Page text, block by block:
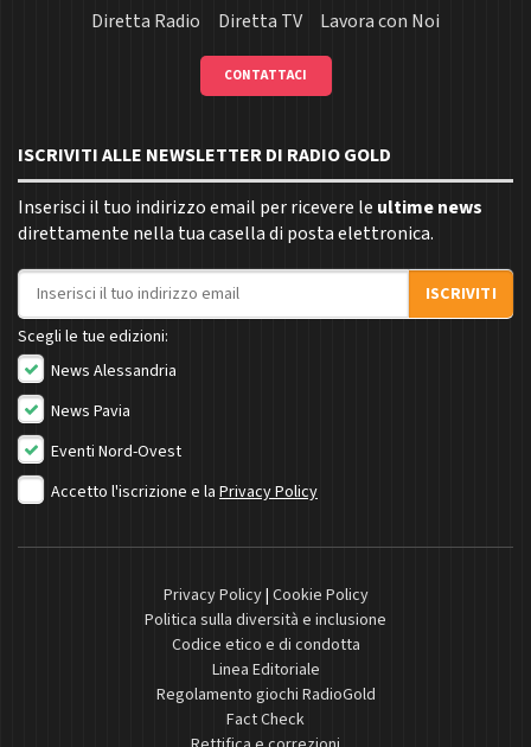
Diretta Radio
Diretta TV Lavora con Noi
CONTATTACI
ISCRIVITI ALLE NEWSLETTER DI RADIO GOLD
Inserisci il tuo indirizzo email per ricevere le ultime news
direttamente nella tua casella di posta elettronica.
Indirizzo email
ISCRIVITI
Scegli le tue edizioni:
News Alessandria
News Pavia
Eventi Nord-Ovest
Accetto l'iscrizione e la Privacy Policy
Privacy Policy| Cookie Policy
Politica sulla diversità e inclusione
Codice etico e di condotta
Linea Editoriale
Regolamento giochi RadioGold
Fact Check